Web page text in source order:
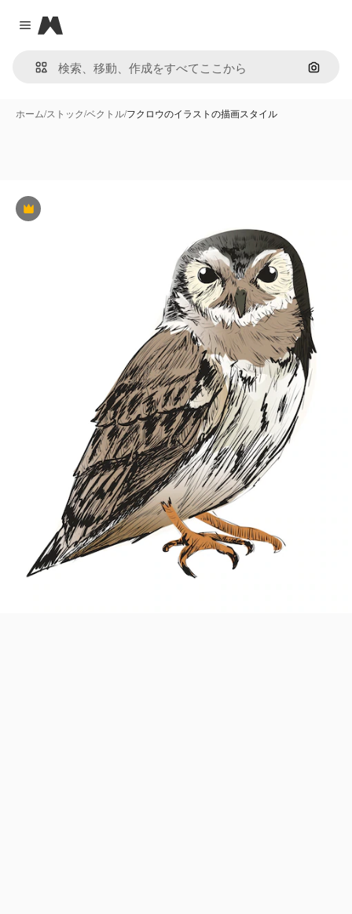
Close menu
Magnific
画像で
ホーム/ストック/ベクトル/フクロウのイラストの描画スタイル
Premium